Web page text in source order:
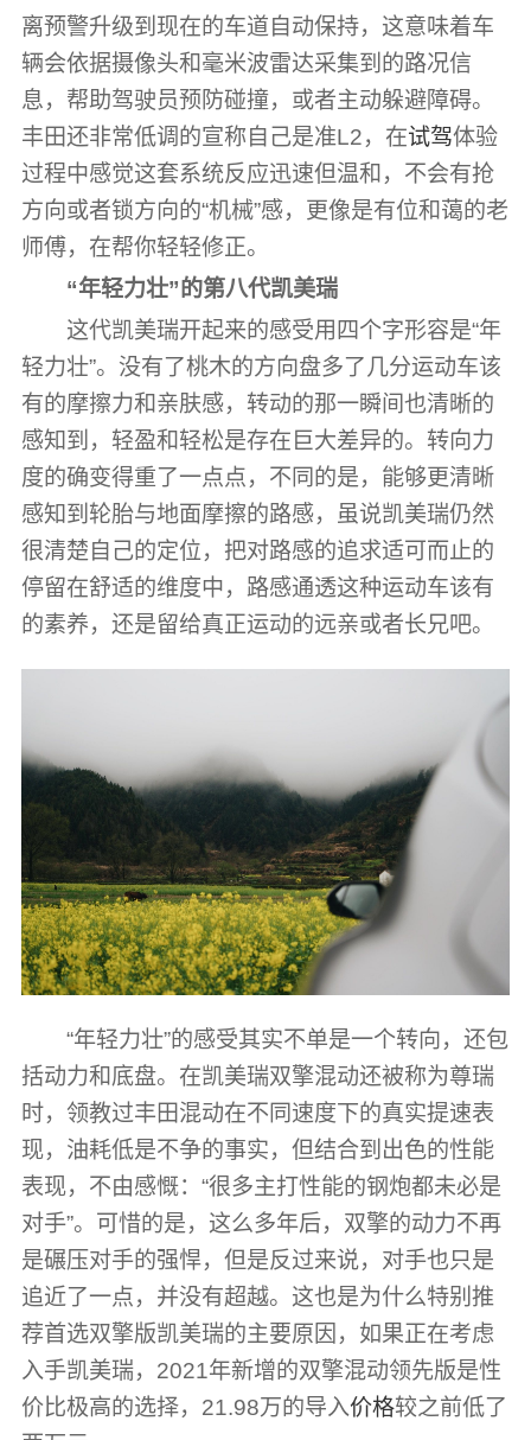
离预警升级到现在的车道自动保持，这意味着车
辆会依据摄像头和毫米波雷达采集到的路况信
息，帮助驾驶员预防碰撞，或者主动躲避障碍。
丰田还非常低调的宣称自己是准L2，在试驾体验
过程中感觉这套系统反应迅速但温和，不会有抢
方向或者锁方向的“机械”感，更像是有位和蔼的老
师傅，在帮你轻轻修正。
“年轻力壮”的第八代凯美瑞
这代凯美瑞开起来的感受用四个字形容是“年
轻力壮”。没有了桃木的方向盘多了几分运动车该
有的摩擦力和亲肤感，转动的那一瞬间也清晰的
感知到，轻盈和轻松是存在巨大差异的。转向力
度的确变得重了一点点，不同的是，能够更清晰
感知到轮胎与地面摩擦的路感，虽说凯美瑞仍然
很清楚自己的定位，把对路感的追求适可而止的
停留在舒适的维度中，路感通透这种运动车该有
的素养，还是留给真正运动的远亲或者长兄吧。
“年轻力壮”的感受其实不单是一个转向，还包
括动力和底盘。在凯美瑞双擎混动还被称为尊瑞
时，领教过丰田混动在不同速度下的真实提速表
现，油耗低是不争的事实，但结合到出色的性能
表现，不由感慨：“很多主打性能的钢炮都未必是
对手”。可惜的是，这么多年后，双擎的动力不再
是碾压对手的强悍，但是反过来说，对手也只是
追近了一点，并没有超越。这也是为什么特别推
荐首选双擎版凯美瑞的主要原因，如果正在考虑
入手凯美瑞，2021年新增的双擎混动领先版是性
价比极高的选择，21.98万的导入价格较之前低了